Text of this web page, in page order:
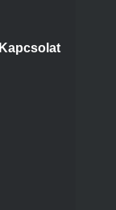
Kapcsolat